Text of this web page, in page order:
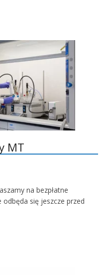
MT
na bezpłatne
się jeszcze przed